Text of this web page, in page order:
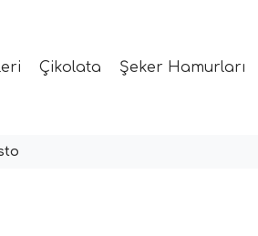
Çikolata Şeker Hamurları